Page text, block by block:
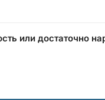
или достаточно